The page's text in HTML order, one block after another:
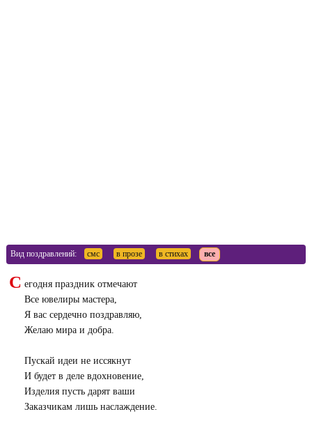
Вид поздравлений: смс в прозе в стихах все
С егодня праздник отмечают
Все ювелиры мастера,
Я вас сердечно поздравляю,
Желаю мира и добра.
Пускай идеи не иссякнут
И будет в деле вдохновение,
Изделия пусть дарят ваши
Заказчикам лишь наслаждение.